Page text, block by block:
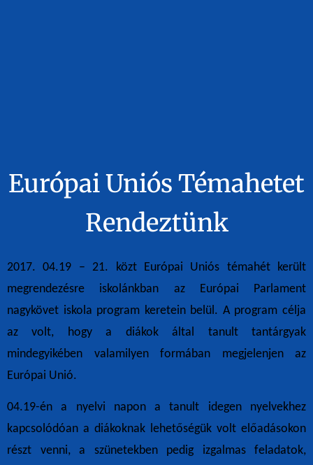
Európai Uniós Témahetet
Rendeztünk
2017. 04.19 – 21. közt Európai Uniós témahét került
megrendezésre iskolánkban az Európai Parlament
nagykövet iskola program keretein belül. A program célja
az volt, hogy a diákok által tanult tantárgyak
mindegyikében valamilyen formában megjelenjen az
Európai Unió.
04.19-én a nyelvi napon a tanult idegen nyelvekhez
kapcsolódóan a diákoknak lehetőségük volt előadásokon
részt venni, a szünetekben pedig izgalmas feladatok,